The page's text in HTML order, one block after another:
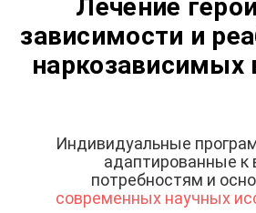
Лечение
зависимости и
наркозависимых
Индивидуальные
адаптированные к
потребностям и
современных научных